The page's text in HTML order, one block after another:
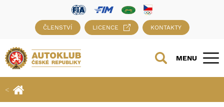
ČLENSTVÍ LICENCE KONTAKTY
MENU